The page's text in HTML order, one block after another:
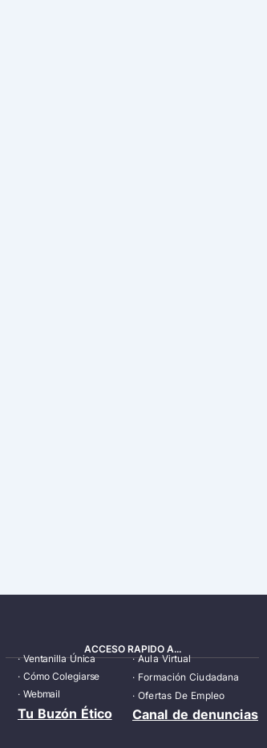
ACCESO RAPIDO A...
·Ventanilla Única
· Cómo Colegiarse
· Webmail
·Aula Virtual
· Formación Ciudadana
·Ofertas De Empleo
Tu Buzón Ético Canal de denuncias